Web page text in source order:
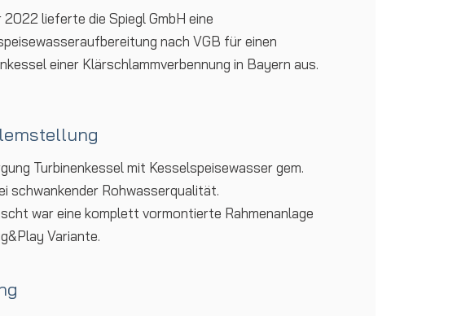
2022 lieferte die Spiegl GmbH eine
nach VGB für einen
einer Klärschlammverbennung in Bayern aus.
Turbinenkessel mit Kesselspeisewasser gem.
schwankender Rohwasserqualität.
war eine komplett vormontierte Rahmenanlage
Variante.